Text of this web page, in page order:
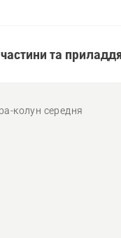
та приладдя
колун середня